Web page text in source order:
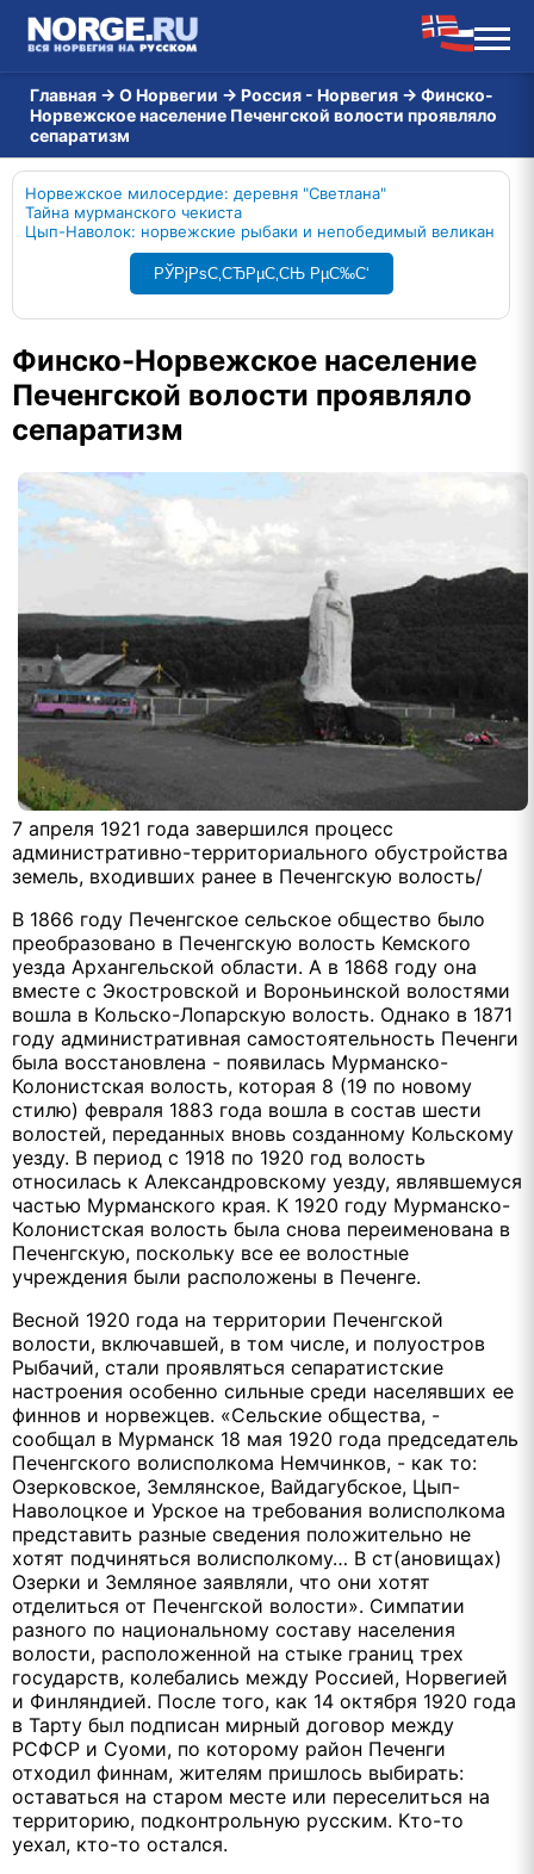
Главная → О Норвегии → Россия - Норвегия → Финско-
Норвежское население Печенгской волости проявляло
сепаратизм
Норвежское милосердие: деревня "Светлана"
Тайна мурманского чекиста
Цып-Наволок: норвежские рыбаки и непобедимый великан
РЎРјРѕС‚СЂРµС‚СЊ РµС‰С‘
Финско-Норвежское население
Печенгской волости проявляло
сепаратизм
7 апреля 1921 года завершился процесс
административно-территориального обустройства
земель, входивших ранее в Печенгскую волость/
В 1866 году Печенгское сельское общество было
преобразовано в Печенгскую волость Кемского
уезда Архангельской области. А в 1868 году она
вместе с Экостровской и Вороньинской волостями
вошла в Кольско-Лопарскую волость. Однако в 1871
году административная самостоятельность Печенги
была восстановлена - появилась Мурманско-
Колонистская волость, которая 8 (19 по новому
стилю) февраля 1883 года вошла в состав шести
волостей, переданных вновь созданному Кольскому
уезду. В период с 1918 по 1920 год волость
относилась к Александровскому уезду, являвшемуся
частью Мурманского края. К 1920 году Мурманско-
Колонистская волость была снова переименована в
Печенгскую, поскольку все ее волостные
учреждения были расположены в Печенге.
Весной 1920 года на территории Печенгской
волости, включавшей, в том числе, и полуостров
Рыбачий, стали проявляться сепаратистские
настроения особенно сильные среди населявших ее
финнов и норвежцев. «Сельские общества, -
сообщал в Мурманск 18 мая 1920 года председатель
Печенгского волисполкома Немчинков, - как то:
Озерковское, Землянское, Вайдагубское, Цып-
Наволоцкое и Урское на требования волисполкома
представить разные сведения положительно не
хотят подчиняться волисполкому… В ст(ановищах)
Озерки и Земляное заявляли, что они хотят
отделиться от Печенгской волости». Симпатии
разного по национальному составу населения
волости, расположенной на стыке границ трех
государств, колебались между Россией, Норвегией
и Финляндией. После того, как 14 октября 1920 года
в Тарту был подписан мирный договор между
РСФСР и Суоми, по которому район Печенги
отходил финнам, жителям пришлось выбирать:
оставаться на старом месте или переселиться на
территорию, подконтрольную русским. Кто-то
уехал, кто-то остался.